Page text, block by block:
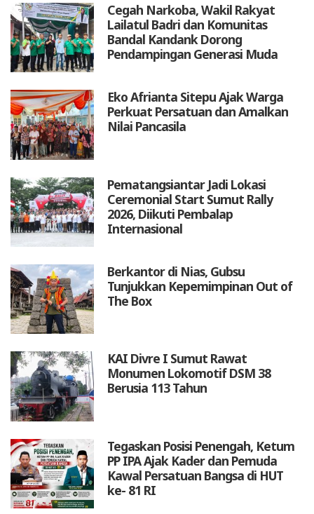
Cegah Narkoba, Wakil Rakyat
Lailatul Badri dan Komunitas
Bandal Kandank Dorong
Pendampingan Generasi Muda
Eko Afrianta Sitepu Ajak Warga
Perkuat Persatuan dan Amalkan
Nilai Pancasila
Pematangsiantar Jadi Lokasi
Ceremonial Start Sumut Rally
2026, Diikuti Pembalap
Internasional
Berkantor di Nias, Gubsu
Tunjukkan Kepemimpinan Out of
The Box
KAI Divre I Sumut Rawat
Monumen Lokomotif DSM 38
Berusia 113 Tahun
Tegaskan Posisi Penengah, Ketum
PP IPA Ajak Kader dan Pemuda
Kawal Persatuan Bangsa di HUT
ke- 81 RI